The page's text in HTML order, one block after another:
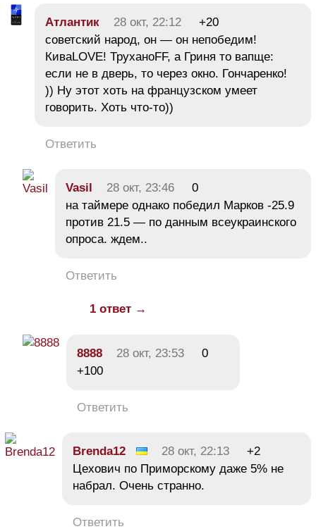
Атлантик 28 окт, 22:12
+20
советский народ, он — он непобедим!
КиваLOVE! ТруханоFF, а Гриня то вапще:
если не в дверь, то через окно. Гончаренко!
)) Ну этот хоть на французском умеет
говорить. Хоть что-то))
Ответить
Vasil 28 окт, 23:46
0
на таймере однако победил Марков -25.9
против 21.5 — по данным всеукраинского
опроса. ждем..
Ответить
1 ответ →
8888 28 окт, 23:53
0
+100
Ответить
Brenda12 28 окт, 22:13
+2
Цехович по Приморскому даже 5% не
набрал. Очень странно.
Ответить